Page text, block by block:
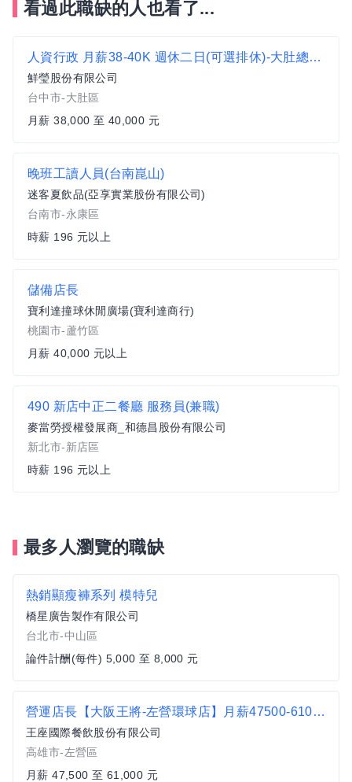
看過此職缺的人也看了...
人資行政 月薪38-40K 週休二日(可選排休)-大肚總公司
鮮瑩股份有限公司
台中市-大肚區
月薪 38,000 至 40,000 元
晚班工讀人員(台南崑山)
迷客夏飲品(亞享實業股份有限公司)
台南市-永康區
時薪 196 元以上
儲備店長
寶利達撞球休閒廣場(寶利達商行)
桃園市-蘆竹區
月薪 40,000 元以上
490 新店中正二餐廳 服務員(兼職)
麥當勞授權發展商_和德昌股份有限公司
新北市-新店區
時薪 196 元以上
最多人瀏覽的職缺
熱銷顯瘦褲系列 模特兒
橋星廣告製作有限公司
台北市-中山區
論件計酬(每件) 5,000 至 8,000 元
營運店長【大阪王將-左營環球店】月薪47500-61000 #另有門市達標獎金
王座國際餐飲股份有限公司
高雄市-左營區
月薪 47,500 至 61,000 元